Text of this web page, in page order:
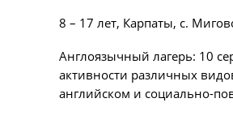
8 – 17 лет, Карпаты, с.
Англоязычный лагерь: 10
активности различных
английском и социально-